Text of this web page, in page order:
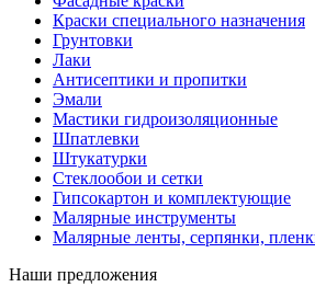
Краски специального назначения
Грунтовки
Лаки
Антисептики и пропитки
Эмали
Мастики гидроизоляционные
Шпатлевки
Штукатурки
Стеклообои и сетки
Гипсокартон и комплектующие
Малярные инструменты
Малярные ленты, серпянки,
Наши предложения